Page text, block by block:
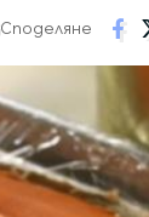
Споделяне